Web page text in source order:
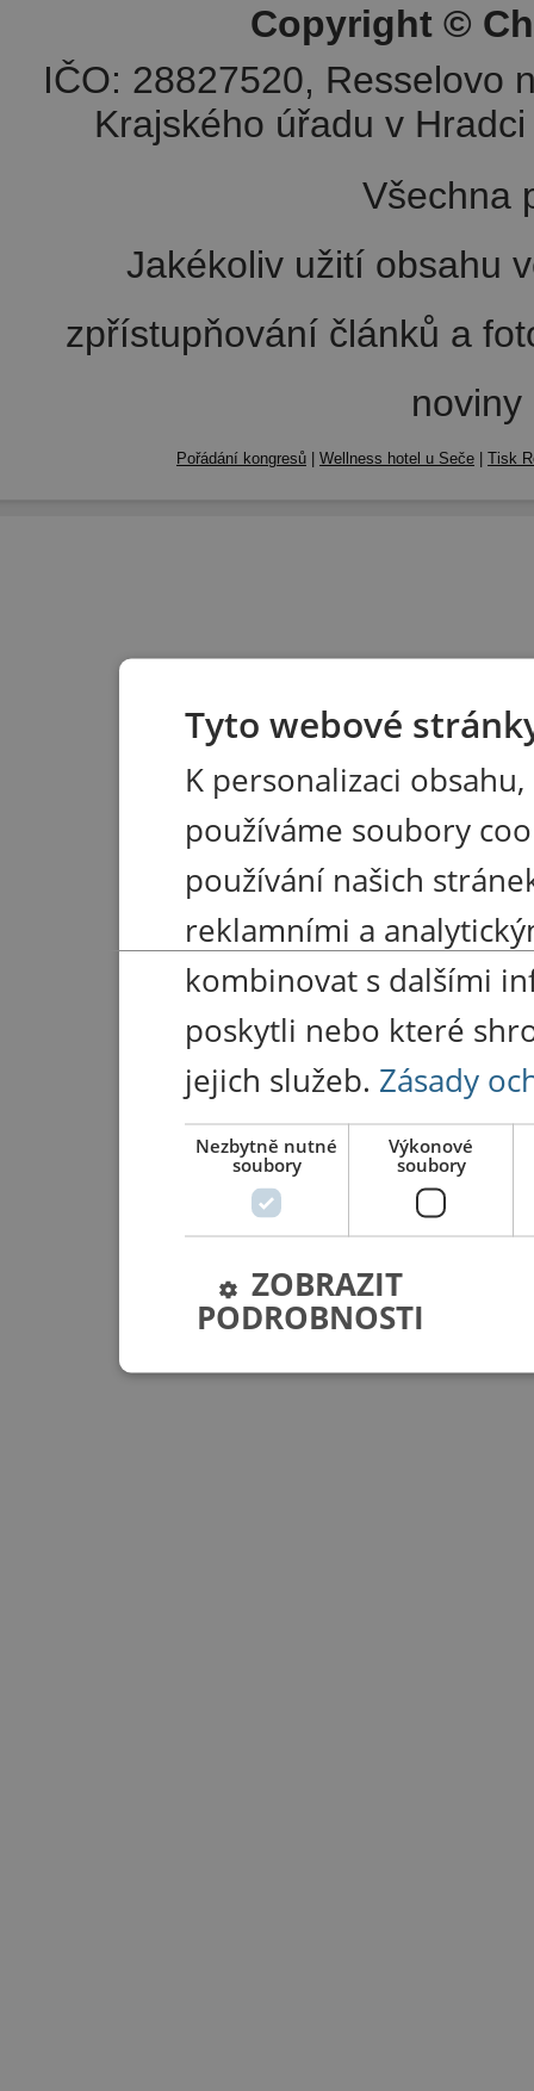
Copyright ©
IČO: 28827520, Resselovo
Krajského úřadu v
Všechna
Jakékoliv užití obsahu
zpřístupňování článků a
Pořádání kongresů | Wellness hotel u Seče | Tisk
Tyto webové
K personalizaci
používáme soubory
používání našich
reklamními a
kombinovat s dalšími
poskytli nebo které
jejich služeb. Zásady
Nezbytně nutné
soubory
Výkonové
soubory
ZOBRAZIT
PODROBNOSTI